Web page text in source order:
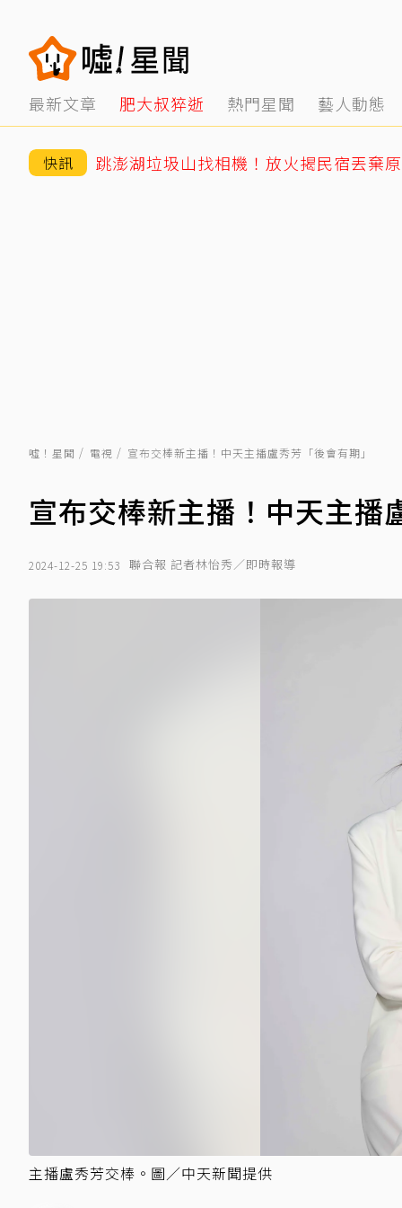
最新文章 肥大叔猝逝 熱門星聞 藝人動態
快訊 跳澎湖垃圾山找相機！放火揭民宿丟棄
噓！星聞 電視 宣布交棒新主播！中天主播盧秀芳「後會有期」
宣布交棒新主播！中天主播
2024-12-25 19:53 聯合報 記者林怡秀／即時報導
主播盧秀芳交棒。圖／中天新聞提供